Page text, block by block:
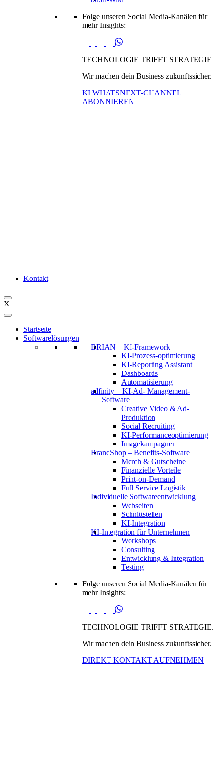
Folge unseren Social Media-Kanälen für
mehr Insights:
TECHNOLOGIE TRIFFT STRATEGIE
Wir machen dein Business zukunftssicher.
KI WHATSNEXT-CHANNEL
ABONNIEREN
Kontakt
X
Startseite
Softwarelösungen
BRIAN – KI-Framework
KI-Prozess-optimierung
KI-Reporting Assistant
Dashboards
Automatisierung
adfinity – KI-Ad- Management-
Software
Creative Video & Ad-
Produktion
Social Recruiting
KI-Performanceoptimierung
Imagekampagnen
BrandShop – Benefits-Software
Merch & Gutscheine
Finanzielle Vorteile
Print-on-Demand
Full Service Logistik
Individuelle Softwareentwicklung
Webseiten
Schnittstellen
KI-Integration
KI-Integration für Unternehmen
Workshops
Consulting
Entwicklung & Integration
Testing
Folge unseren Social Media-Kanälen für
mehr Insights:
TECHNOLOGIE TRIFFT STRATEGIE.
Wir machen dein Business zukunftssicher.
DIREKT KONTAKT AUFNEHMEN